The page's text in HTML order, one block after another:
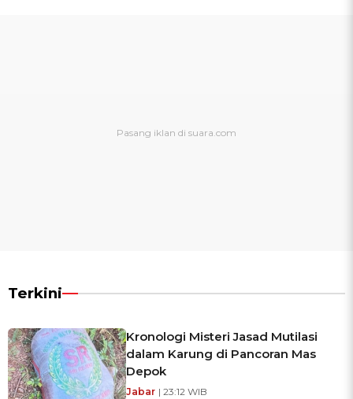
Terkini
Kronologi Misteri Jasad Mutilasi
dalam Karung di Pancoran Mas
Depok
Jabar | 23:12 WIB